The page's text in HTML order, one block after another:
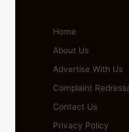
Home
About Us
Advertise With Us
Complaint
Contact Us
Privacy Policy